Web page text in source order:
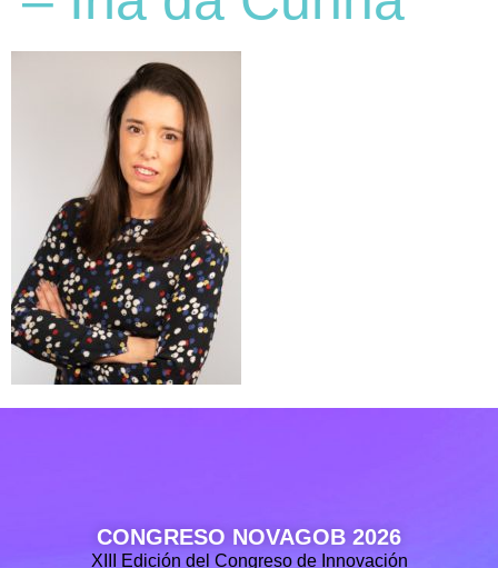
CONGRESO NOVAGOB 2026
XIII Edición del Congreso de Innovación